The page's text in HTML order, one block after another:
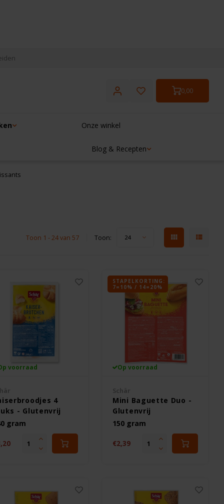
0,00
Onze winkel
Blog & Recepten
Toon 1 - 24 van 57 Toon: 24
voorraad
4
- Glutenvrij
gram
STAPELKORTING:
7=10% / 14=20%
Op voorraad
Mini Baguette Duo -
Glutenvrij
150 gram
€2,39